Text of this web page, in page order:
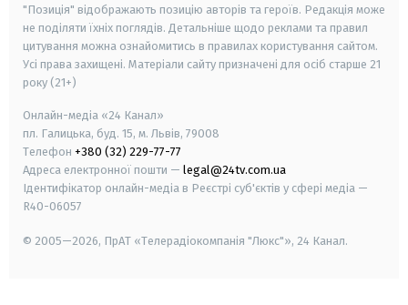
"Позиція" відображають позицію авторів та героїв. Редакція може
не поділяти їхніх поглядів. Детальніше щодо реклами та правил
цитування можна ознайомитись в правилах користування сайтом.
Усі права захищені. Матеріали сайту призначені для осіб старше 21
року (21+)
Онлайн-медіа «24 Канал»
пл. Галицька, буд. 15, м. Львів, 79008
Телефон +380 (32) 229-77-77
Адреса електронної пошти — legal@24tv.com.ua
Ідентифікатор онлайн-медіа в Реєстрі суб'єктів у сфері медіа —
R40-06057
© 2005—2026, ПрАТ «Телерадіокомпанія "Люкс"», 24 Канал.